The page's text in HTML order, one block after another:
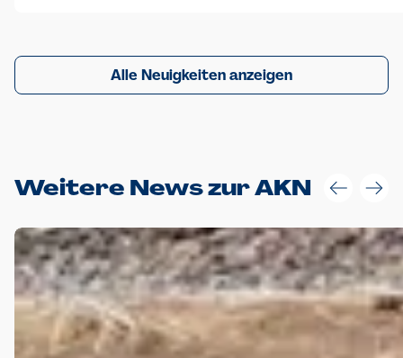
Alle Neuigkeiten anzeigen
Weitere News zur AKN